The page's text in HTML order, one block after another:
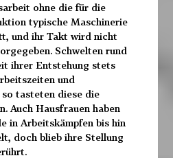
ohne die für die
typische Maschinerie
und ihr Takt wird nicht
Schwelten rund
ihrer Entstehung stets
und
tasteten diese die
Auch Hausfrauen haben
in Arbeitskämpfen bis hin
doch blieb ihre Stellung